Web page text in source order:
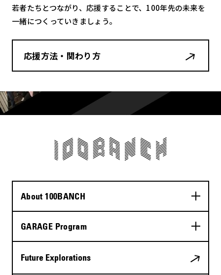
若者たちとつながり、応援することで、100年先の未来を
一緒につくっていきましょう。
応援方法・関わり方
About 100BANCH
GARAGE Program
Future Explorations